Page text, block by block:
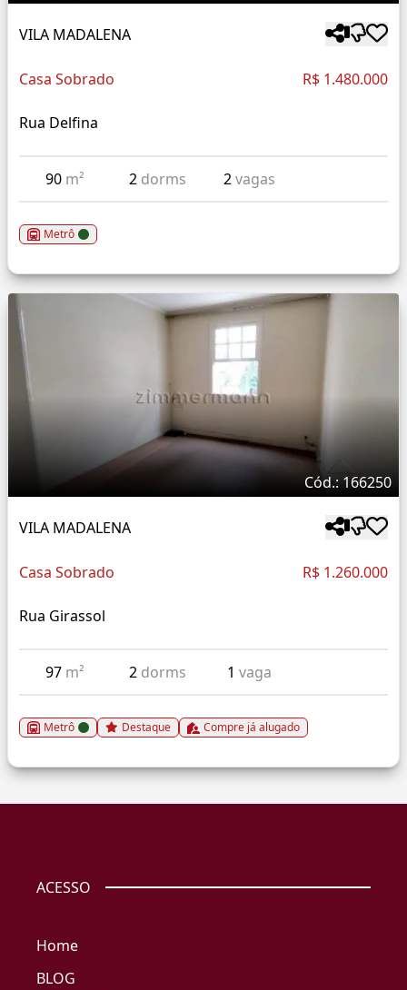
VILA MADALENA
Casa Sobrado R$ 1.480.000
Rua Delfina
90 m² 2 dorms 2vagas
Metrô
Cód.: 166250
VILA MADALENA
Casa Sobrado R$ 1.260.000
Rua Girassol
97 m² 2 dorms 1vaga
Metrô Destaque Compre já alugado
ACESSO
Home
BLOG